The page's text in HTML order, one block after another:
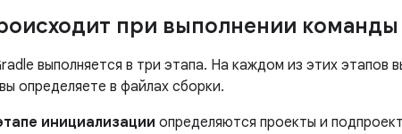
при выполнении
выполняется в три этапа. На каждом из этих этапов
определяете в файлах сборки.
инициализации определяются проекты и